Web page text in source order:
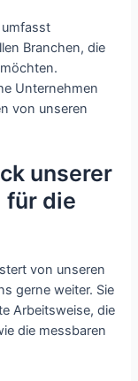
umfasst
Branchen, die
Unternehmen
von unseren
unserer
für die
von unseren
gerne weiter. Sie
Arbeitsweise, die
die messbaren